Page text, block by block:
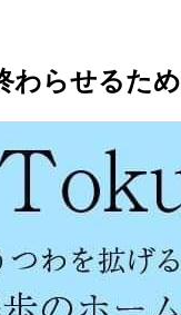
わらせるため